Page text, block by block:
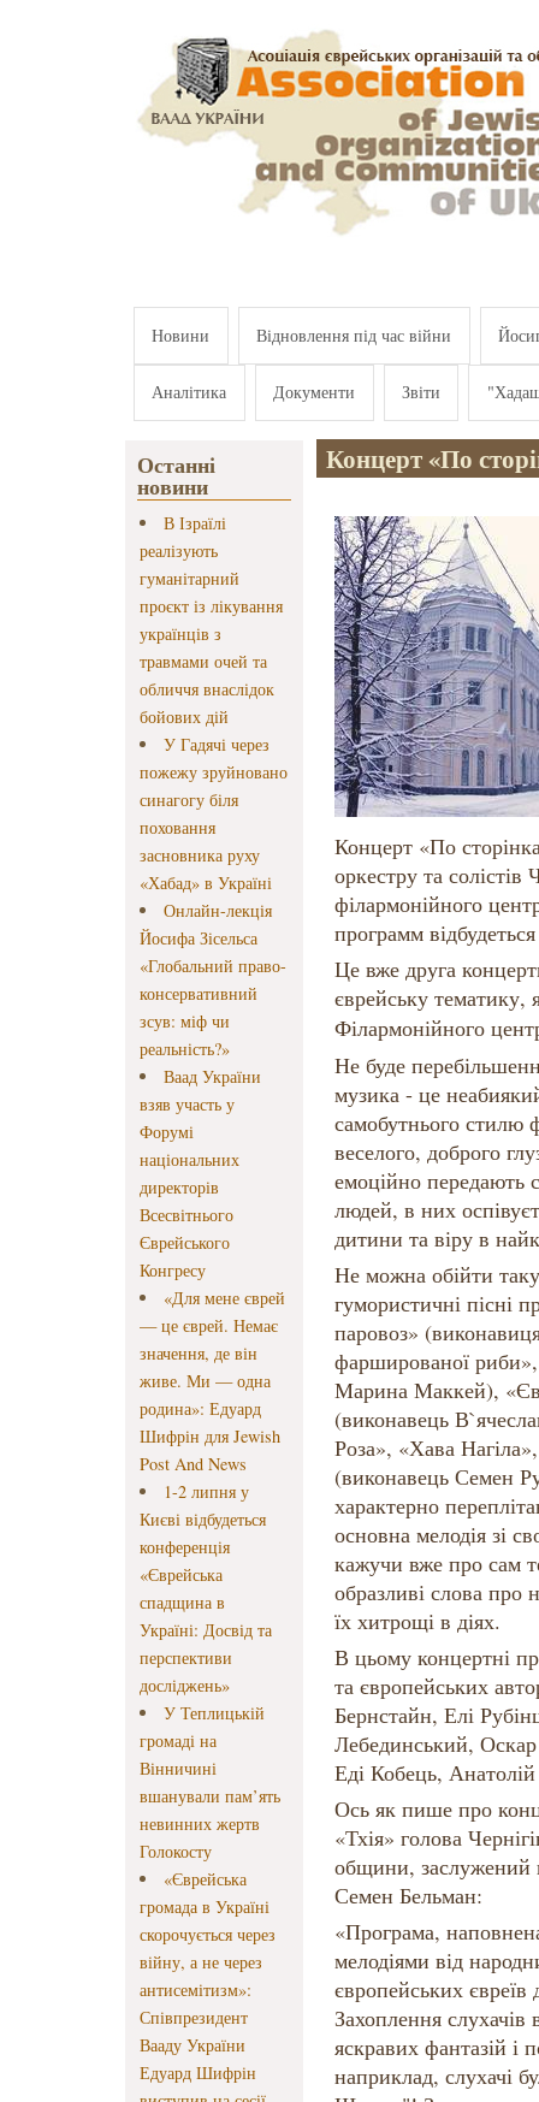
Новини Відновлення під час війни
Аналітика Документи Звіти
Останні
новини
В Ізраїлі
реалізують
гуманітарний
проєкт із лікування
українців з
травмами очей та
обличчя внаслідок
бойових дій
У Гадячі через
пожежу зруйновано
синагогу біля
поховання
засновника руху
«Хабад» в Україні
Онлайн-лекція
Йосифа Зісельса
«Глобальний право-
консервативний
зсув: міф чи
реальність?»
Ваад України
взяв участь у
Форумі
національних
директорів
Всесвітнього
Єврейського
Конгресу
«Для мене єврей
— це єврей. Немає
значення, де він
живе. Ми — одна
родина»: Едуард
Шифрін для Jewish
Post And News
1-2 липня у
Києві відбудеться
конференція
«Єврейська
спадщина в
Україні: Досвід та
перспективи
досліджень»
У Теплицькій
громаді на
Вінничині
вшанували пам’ять
невинних жертв
Голокосту
«Єврейська
громада в Україні
скорочується через
війну, а не через
антисемітизм»:
Співпрезидент
Вааду України
Едуард Шифрін
Концерт «По
Концерт «По
оркестру та солістів
філармонійного
программ
Це вже друга
єврейську тематику,
Філармонійного
Не буде
музика - це
самобутнього стилю
веселого, доброго
емоційно передають
людей, в них
дитини та віру в
Не можна обійти
гумористичні пісні
паровоз»
фаршированої
Марина Маккей),
(виконавець
Роза», «Хава
(виконавець Семен
характерно
основна мелодія зі
кажучи вже про сам
образливі слова про
їх хитрощі в діях.
В цьому концертні
та європейських
Бернстайн, Елі
Лебединський,
Еді Кобець,
Ось як пише про
«Тхія» голова
общини, заслужений
Семен Бельман:
«Програма,
мелодіями від
європейських євреїв
Захоплення
яскравих фантазій і
наприклад, слухачі